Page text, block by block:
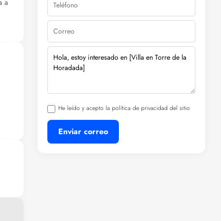
a
He leído y acepto la política de privacidad del sitio
Enviar correo